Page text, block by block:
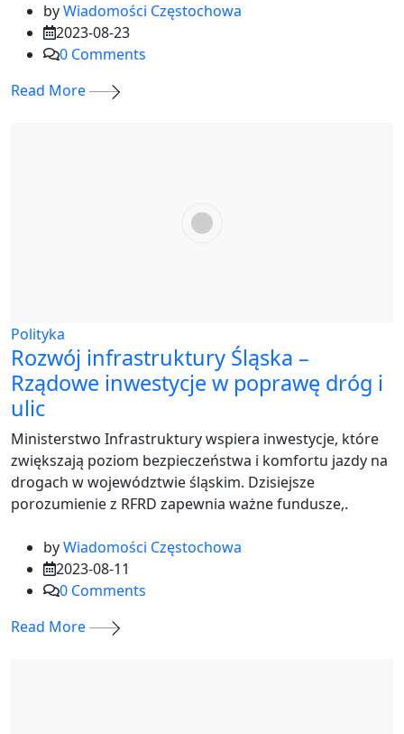
byWiadomości Częstochowa
2023-08-23
0 Comments
Read More
Polityka
Rozwój infrastruktury Śląska –
Rządowe inwestycje w poprawę dróg i
ulic
Ministerstwo Infrastruktury wspiera inwestycje, które
zwiększają poziom bezpieczeństwa i komfortu jazdy na
drogach w województwie śląskim. Dzisiejsze
porozumienie z RFRD zapewnia ważne fundusze,.
byWiadomości Częstochowa
2023-08-11
0 Comments
Read More